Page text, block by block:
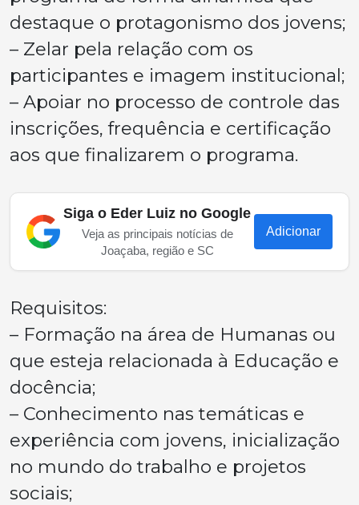
destaque o protagonismo dos jovens;
– Zelar pela relação com os
participantes e imagem institucional;
– Apoiar no processo de controle das
inscrições, frequência e certificação
aos que finalizarem o programa.
Siga o Eder Luiz no Google
Veja as principais notícias de
Joaçaba, região e SC
Adicionar
Requisitos:
– Formação na área de Humanas ou
que esteja relacionada à Educação e
docência;
– Conhecimento nas temáticas e
experiência com jovens, inicialização
no mundo do trabalho e projetos
sociais;